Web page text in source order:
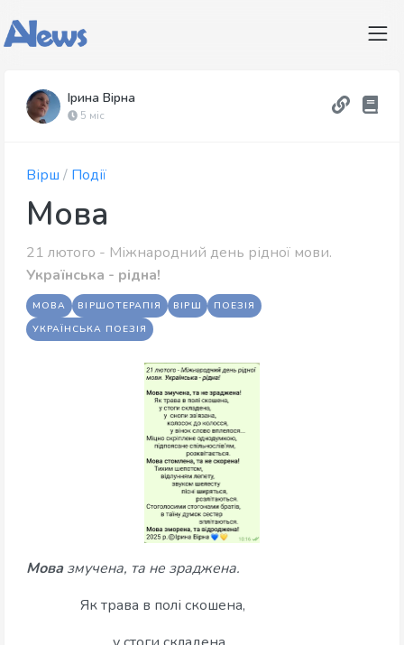
Ірина Вірна
5 міс
Вірш / Події
Мова
21 лютого - Міжнародний день рідної мови.
Українська - рідна!
МОВА ВІРШОТЕРАПІЯ ВІРШ
ПОЕЗІЯ
УКРАЇНСЬКА ПОЕЗІЯ
Мовазмучена, та не зраджена.
Як трава в полі скошена,